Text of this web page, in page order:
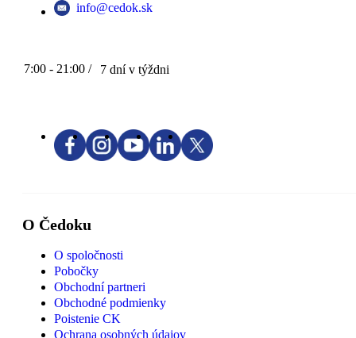
info@cedok.sk
7:00 - 21:00 / 7 dní v týždni
O Čedoku
O spoločnosti
Pobočky
Obchodní partneri
Obchodné podmienky
Poistenie CK
Ochrana osobných údajov